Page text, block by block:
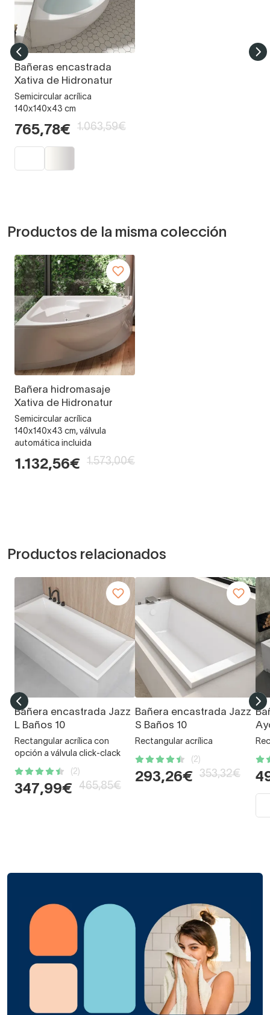
Bañeras encastrada
Xativa de Hidronatur
Semicircular acrílica
140x140x43 cm
765,78€ 1.063,59€
Productos de la misma colección
Bañera hidromasaje
Xativa de Hidronatur
Semicircular acrílica
140x140x43 cm, válvula
automática incluida
1.132,56€ 1.573,00€
Productos relacionados
Bañera encastrada Jazz
L Baños 10
Rectangular acrílica con
opción a válvula click-clack
(2)
347,99€ 465,85€
Bañera encastrada Jazz
S Baños 10
Rectangular acrílica
(2)
293,26€ 353,32€